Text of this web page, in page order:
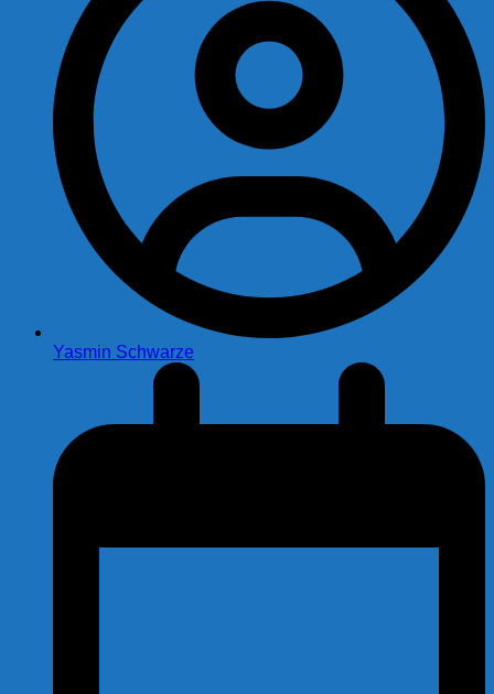
Yasmin Schwarze